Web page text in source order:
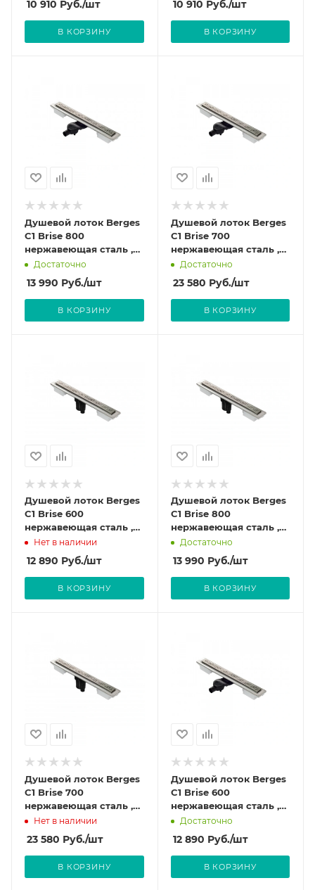
10 910 Руб./шт
В КОРЗИНУ
10 910 Руб./шт
В КОРЗИНУ
Душевой лоток Berges
C1 Brise 800
нержавеющая сталь ,
решетка матовый хром
Достаточно
13 990 Руб./шт
В КОРЗИНУ
Душевой лоток Berges
C1 Brise 700
нержавеющая сталь ,
решетка матовый хром
Достаточно
23 580 Руб./шт
В КОРЗИНУ
Душевой лоток Berges
C1 Brise 600
нержавеющая сталь ,
решетка матовый хром
Нет в наличии
12 890 Руб./шт
В КОРЗИНУ
Душевой лоток Berges
C1 Brise 800
нержавеющая сталь ,
решетка матовый хром
Достаточно
13 990 Руб./шт
В КОРЗИНУ
Душевой лоток Berges
C1 Brise 700
нержавеющая сталь ,
решетка матовый хром
Нет в наличии
23 580 Руб./шт
В КОРЗИНУ
Душевой лоток Berges
C1 Brise 600
нержавеющая сталь ,
решетка матовый хром
Достаточно
12 890 Руб./шт
В КОРЗИНУ